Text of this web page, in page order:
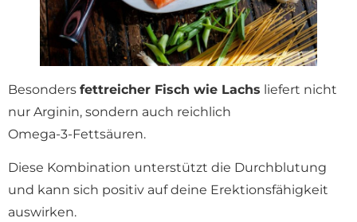
Besonders fettreicher Fisch wie Lachs liefert nicht
nur Arginin, sondern auch reichlich
Omega‑3‑Fettsäuren.
Diese Kombination unterstützt die Durchblutung
und kann sich positiv auf deine Erektionsfähigkeit
auswirken.